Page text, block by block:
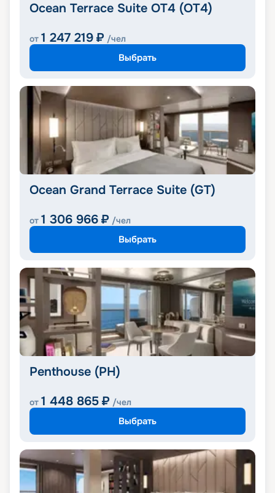
Ocean Terrace Suite OT4 (OT4)
от 1 247 219 ₽ /чел
Выбрать
Ocean Grand Terrace Suite (GT)
от 1 306 966 ₽ /чел
Выбрать
Penthouse (PH)
от 1 448 865 ₽ /чел
Выбрать